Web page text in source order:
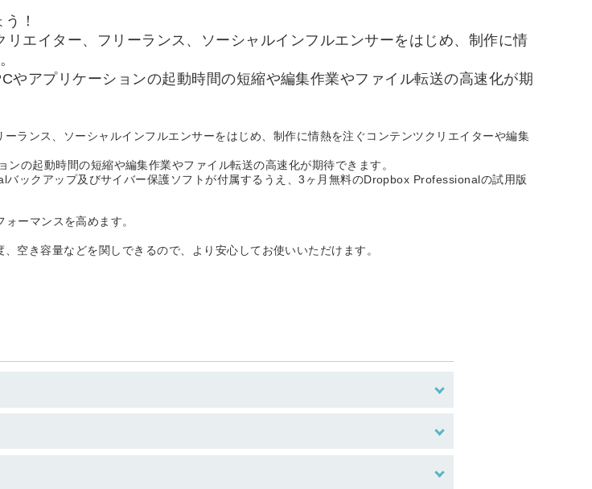
！
エイター、フリーランス、ソーシャルインフルエンサーをはじめ、制作に情
アプリケーションの起動時間の短縮や編集作業やファイル転送の高速化が期
ランス、ソーシャルインフルエンサーをはじめ、制作に情熱を注ぐコンテンツクリエイターや編集
の起動時間の短縮や編集作業やファイル転送の高速化が期待できます。
ックアップ及びサイバー保護ソフトが付属するうえ、3ヶ月無料のDropbox Professionalの試用版
ーマンスを高めます。
き容量などを関しできるので、より安心してお使いいただけます。